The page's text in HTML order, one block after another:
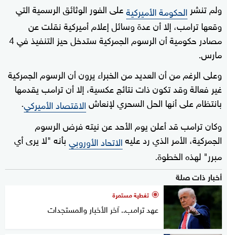
ولم تنشر الحكومة الأميركيةعلى الفور الوثائق الرسمية التي
وقعها ترامب، إلا أن عدة وسائل إعلام أميركية نقلت عن
مصادر حكومية أن الرسوم الجمركية ستدخل حيز التنفيذ في 4
مارس.
وعلى الرغم من أن العديد من الخبراء يرون أن الرسوم الجمركية
غير فعالة وقد تكون ذات نتائج عكسية، إلا أن ترامب يقدمها
بانتظام على أنها الحل السحري لإنعاشالاقتصاد الأميركي.
وكان ترامب قد أعلن يوم الأحد عن نيته فرض الرسوم
الجمركية، الأمر الذي رد عليهالاتحاد الأوروبيبأنه "لا يرى أي
مبرر" لهذه الخطوة.
أخبار ذات صلة
تغطية مستمرة
عهد ترامب.. آخر الأخبار والمستجدات